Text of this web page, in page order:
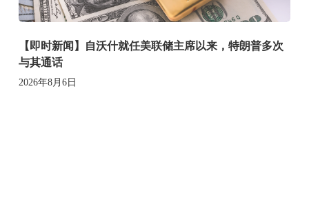
【即时新闻】自沃什就任美联储主席以来，特朗普多次
与其通话
2026年8月6日